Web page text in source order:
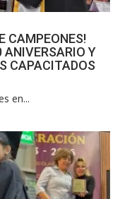
CAMPEONES!
ANIVERSARIO Y
CAPACITADOS
en...